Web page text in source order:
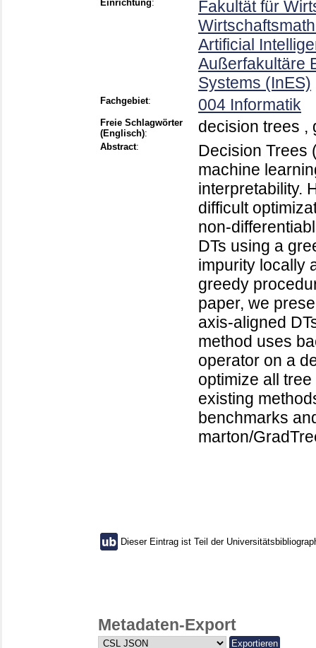
Einrichtung:
Fakultät für
Artificial
Außerfakultäre
Systems (InES)
Fachgebiet: 004 Informatik
Freie Schlagwörter
(Englisch): decision trees ,
Abstract:
Decision Trees
machine
interpretability.
difficult
non-
DTs using a
impurity locally
greedy
paper, we
axis-aligned
method uses
operator on a
optimize all
existing
benchmarks
marton/
Dieser Eintrag ist Teil der
Metadaten-Export